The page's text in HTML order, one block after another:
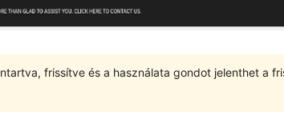
frissítve és a használata gondot jelenthet a